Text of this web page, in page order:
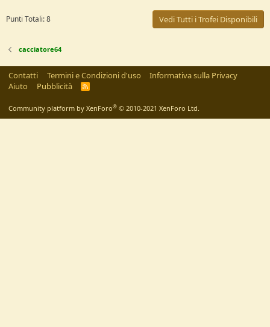
Punti Totali: 8 Vedi Tutti i Trofei Disponibili
cacciatore64
Contatti Termini e Condizioni d'uso
Informativa sulla Privacy
Aiuto
Pubblicità
R
Community platform by XenForo® © 2010-2021 XenForo Ltd.